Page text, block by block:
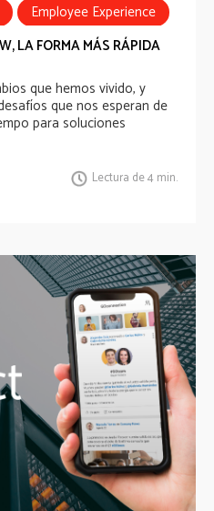
Employee Experience
Employee Benefits
LA FORMA MÁS RÁPIDA
que hemos vivido, y
que nos esperan de
para soluciones
Lectura de 4 min.